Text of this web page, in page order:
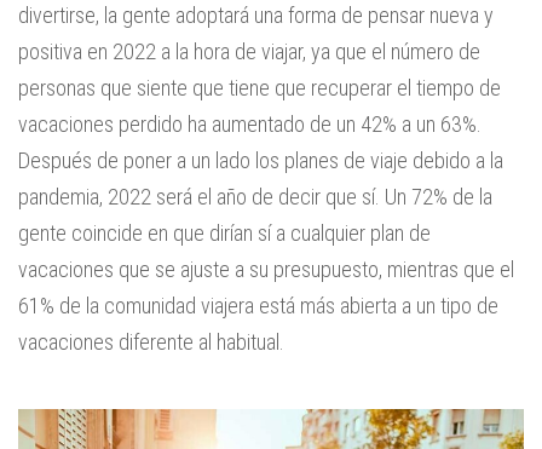
divertirse, la gente adoptará una forma de pensar nueva y
positiva en 2022 a la hora de viajar, ya que el número de
personas que siente que tiene que recuperar el tiempo de
vacaciones perdido ha aumentado de un 42% a un 63%.
Después de poner a un lado los planes de viaje debido a la
pandemia, 2022 será el año de decir que sí. Un 72% de la
gente coincide en que dirían sí a cualquier plan de
vacaciones que se ajuste a su presupuesto, mientras que el
61% de la comunidad viajera está más abierta a un tipo de
vacaciones diferente al habitual.